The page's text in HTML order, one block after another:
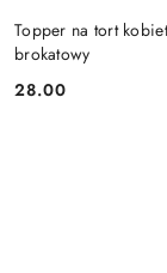
Topper na tort
brokatowy
Cena:
28.00